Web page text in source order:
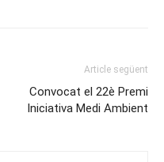
Article següent
Convocat el 22è Premi
Iniciativa Medi Ambient